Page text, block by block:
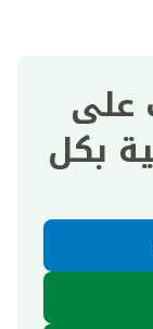
على
بكل